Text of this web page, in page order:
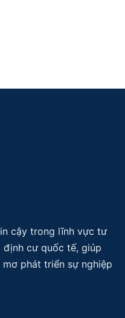
cậy trong lĩnh vực tư
cư quốc tế, giúp
phát triển sự nghiệp